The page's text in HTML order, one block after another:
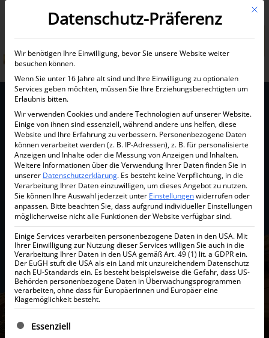
Informationen anfordern
Stimmen unserer
Erfolgsstory
Kunden berichten von ihren Dubai-Investitionen!
Mit
Datenschutz-Präferenz
Wir benötigen Ihre Einwilligung, bevor Sie unsere Website weiter
besuchen können.
Wenn Sie unter 16 Jahre alt sind und Ihre Einwilligung zu optionalen
Services geben möchten, müssen Sie Ihre Erziehungsberechtigten um
Erlaubnis bitten.
Wir verwenden Cookies und andere Technologien auf unserer Website.
Einige von ihnen sind essenziell, während andere uns helfen, diese
Website und Ihre Erfahrung zu verbessern. Personenbezogene Daten
können verarbeitet werden (z. B. IP-Adressen), z. B. für personalisierte
Anzeigen und Inhalte oder die Messung von Anzeigen und Inhalten.
Weitere Informationen über die Verwendung Ihrer Daten finden Sie in
unserer Datenschutzerklärung. Es besteht keine Verpflichtung, in die
Verarbeitung Ihrer Daten einzuwilligen, um dieses Angebot zu nutzen.
Sie können Ihre Auswahl jederzeit unter Einstellungenwiderrufen oder
anpassen. Bitte beachten Sie, dass aufgrund individueller Einstellungen
möglicherweise nicht alle Funktionen der Website verfügbar sind.
Einige Services verarbeiten personenbezogene Daten in den USA. Mit
Ihrer Einwilligung zur Nutzung dieser Services willigen Sie auch in die
Verarbeitung Ihrer Daten in den USA gemäß Art. 49 (1) lit. a GDPR ein.
Der EuGH stuft die USA als ein Land mit unzureichendem Datenschutz
nach EU-Standards ein. Es besteht beispielsweise die Gefahr, dass US-
Behörden personenbezogene Daten in Überwachungsprogrammen
verarbeiten, ohne dass für Europäerinnen und Europäer eine
Klagemöglichkeit besteht.
Es folgt eine Liste der Service-Gruppen, für die eine
Essenziell